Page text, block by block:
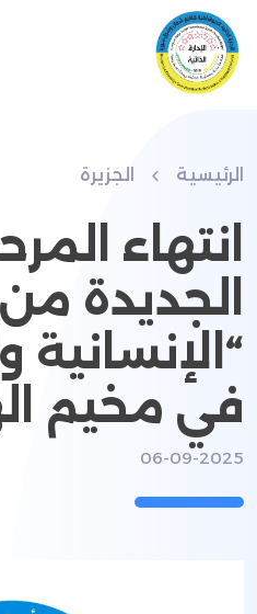
الرئيسية الجزيرة
انتهاء
الجديدة
“الإنسانية
في مخيم
06-09-2025